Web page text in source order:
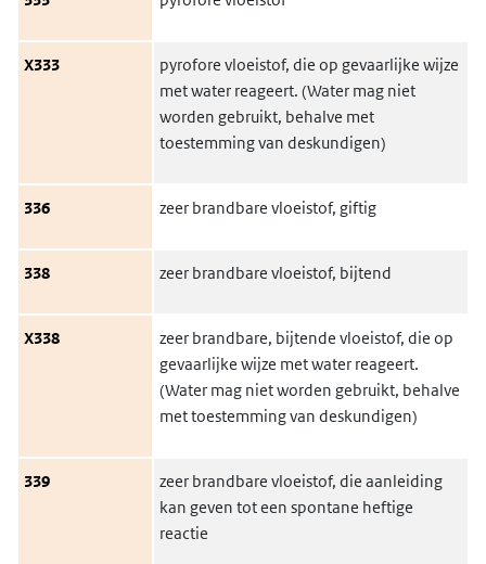
X333
pyrofore vloeistof, die op gevaarlijke wijze
met water reageert. (Water mag niet
worden gebruikt, behalve met
toestemming van deskundigen)
336 zeer brandbare vloeistof, giftig
338 zeer brandbare vloeistof, bijtend
X338
zeer brandbare, bijtende vloeistof, die op
gevaarlijke wijze met water reageert.
(Water mag niet worden gebruikt, behalve
met toestemming van deskundigen)
339
zeer brandbare vloeistof, die aanleiding
kan geven tot een spontane heftige
reactie